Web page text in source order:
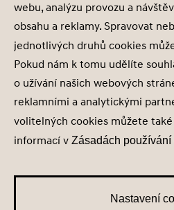
nad Labem, oddíl C, vložka
Nastavení
Zásady zpracování
Seznam
Správa
Obchodní
webu, analýzu provozu a
obsahu a reklamy. Spravovat
jednotlivých druhů cookies
Pokud nám k tomu udělíte
o užívání našich webových
reklamními a analytickými
volitelných cookies můžete také
informací v Zásadách používání
Nastavení